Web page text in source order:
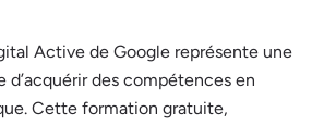
Active de Google représente une
des compétences en
Cette formation gratuite,